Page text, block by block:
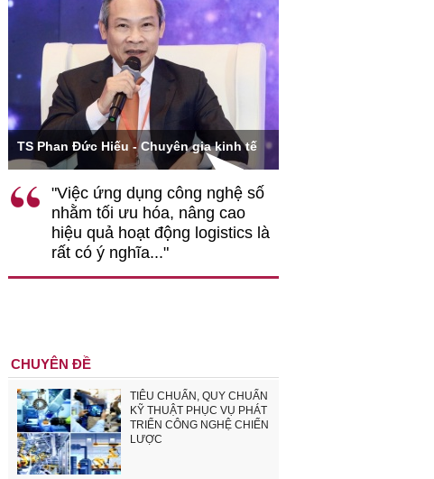
TS Phan Đức Hiếu - Chuyên gia kinh tế
"Việc ứng dụng công nghệ số
nhằm tối ưu hóa, nâng cao
hiệu quả hoạt động logistics là
rất có ý nghĩa..."
CHUYÊN ĐỀ
TIÊU CHUẨN, QUY CHUẨN
KỸ THUẬT PHỤC VỤ PHÁT
TRIỂN CÔNG NGHỆ CHIẾN
LƯỢC